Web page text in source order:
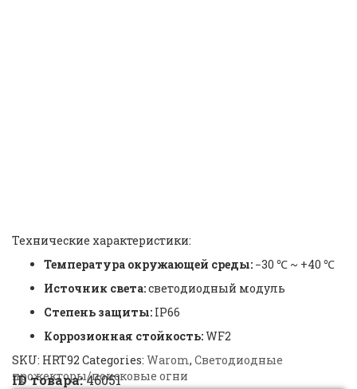
Технические характеристики:
Температура окружающей среды: −30 ℃ ~ +40 ℃
Источник света:светодиодный модуль
Степень защиты: IP66
Коррозионная стойкость:WF2
SKU: HRT92 Categories: Warom, Светодиодные
прожекторы/поисковые огни
ID товара:46051